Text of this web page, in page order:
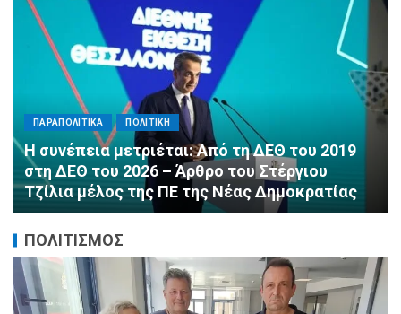
ΠΑΡΑΠΟΛΙΤΙΚΑ ΠΟΛΙΤΙΚΗ
Αλληλεγγύη χωρίς σύνορα: 1.500
εμφιαλωμένα νερά για τους πυροσβέστες στα
Μέγαρα από τη ΔΕΕΠ Α’ Αθηνών ΝΔ και τη 2η
ΔΗΜ.Τ.Ο.
ΠΟΛΙΤΙΣΜΟΣ